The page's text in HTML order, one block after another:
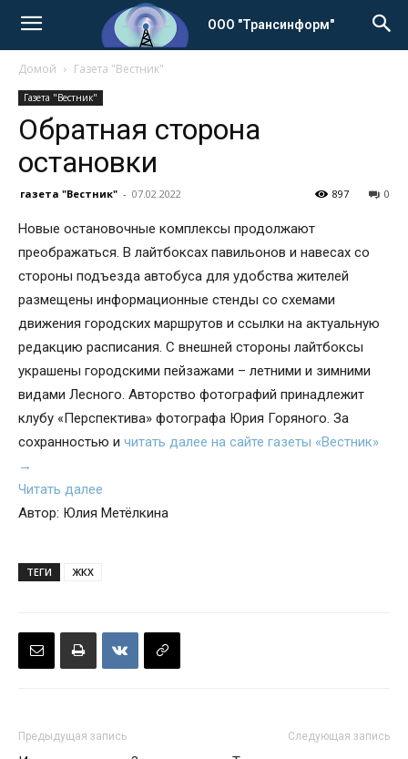
ООО "Трансинформ"
Домой Газета "Вестник"
Газета "Вестник"
Обратная сторона
остановки
газета "Вестник" - 07.02.2022 0
897
Новые остановочные комплексы продолжают
преображаться. В лайтбоксах павильонов и навесах со
стороны подъезда автобуса для удобства жителей
размещены информационные стенды со схемами
движения городских маршрутов и ссылки на актуальную
редакцию расписания. С внешней стороны лайтбоксы
украшены городскими пейзажами – летними и зимними
видами Лесного. Авторство фотографий принадлежит
клубу «Перспектива» фотографа Юрия Горяного. За
сохранностью и читать далее на сайте газеты «Вестник»
→
Читать далее
Автор: Юлия Метёлкина
ТЕГИ ЖКХ
Предыдущая запись Следующая запись